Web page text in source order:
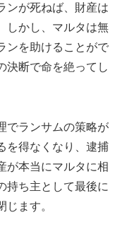
ンが死ねば、財産は
しかし、マルタは無
ンを助けることがで
決断で命を絶ってし
でランサムの策略が
を得なくなり、逮捕
が本当にマルタに相
持ち主として最後に
ます。